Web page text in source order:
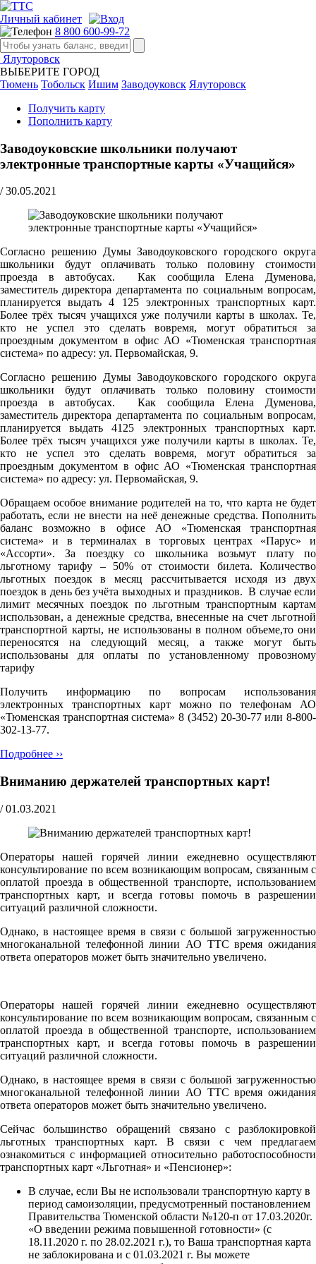
Личный кабинет
8 800 600-99-72
Ялуторовск
ВЫБЕРИТЕ ГОРОД
Тюмень Тобольск Ишим Заводоуковск Ялуторовск
Получить карту
Пополнить карту
Заводоуковские школьники получают
электронные транспортные карты «Учащийся»
/ 30.05.2021
Cогласно решению Думы Заводоуковского городского округа
школьники будут оплачивать только половину стоимости
проезда в автобусах. Как сообщила Елена Думенова,
заместитель директора департамента по социальным вопросам,
планируется выдать 4 125 электронных транспортных карт.
Более трёх тысяч учащихся уже получили карты в школах. Те,
кто не успел это сделать вовремя, могут обратиться за
проездным документом в офис АО «Тюменская транспортная
система» по адресу: ул. Первомайская, 9.
Cогласно решению Думы Заводоуковского городского округа
школьники будут оплачивать только половину стоимости
проезда в автобусах. Как сообщила Елена Думенова,
заместитель директора департамента по социальным вопросам,
планируется выдать 4125 электронных транспортных карт.
Более трёх тысяч учащихся уже получили карты в школах. Те,
кто не успел это сделать вовремя, могут обратиться за
проездным документом в офис АО «Тюменская транспортная
система» по адресу: ул. Первомайская, 9.
Обращаем особое внимание родителей на то, что карта не будет
работать, если не внести на неё денежные средства. Пополнить
баланс возможно в офисе АО «Тюменская транспортная
система» и в терминалах в торговых центрах «Парус» и
«Ассорти». За поездку со школьника возьмут плату по
льготному тарифу – 50% от стоимости билета. Количество
льготных поездок в месяц рассчитывается исходя из двух
поездок в день без учёта выходных и праздников. В случае если
лимит месячных поездок по льготным транспортным картам
использован, а денежные средства, внесенные на счет льготной
транспортной карты, не использованы в полном объеме,то они
переносятся на следующий месяц, а также могут быть
использованы для оплаты по установленному провозному
тарифу
Получить информацию по вопросам использования
электронных транспортных карт можно по телефонам АО
«Тюменская транспортная система» 8 (3452) 20-30-77 или 8-800-
302-13-77.
Подробнее ››
Вниманию держателей транспортных карт!
/ 01.03.2021
Операторы нашей горячей линии ежедневно осуществляют
консультирование по всем возникающим вопросам, связанным с
оплатой проезда в общественной транспорте, использованием
транспортных карт, и всегда готовы помочь в разрешении
ситуаций различной сложности.
Однако, в настоящее время в связи с большой загруженностью
многоканальной телефонной линии АО ТТС время ожидания
ответа операторов может быть значительно увеличено.
Операторы нашей горячей линии ежедневно осуществляют
консультирование по всем возникающим вопросам, связанным с
оплатой проезда в общественной транспорте, использованием
транспортных карт, и всегда готовы помочь в разрешении
ситуаций различной сложности.
Однако, в настоящее время в связи с большой загруженностью
многоканальной телефонной линии АО ТТС время ожидания
ответа операторов может быть значительно увеличено.
Сейчас большинство обращений связано с разблокировкой
льготных транспортных карт. В связи с чем предлагаем
ознакомиться с информацией относительно работоспособности
транспортных карт «Льготная» и «Пенсионер»:
В случае, если Вы не использовали транспортную карту в
период самоизоляции, предусмотренный постановлением
Правительства Тюменской области №120-п от 17.03.2020г.
«О введении режима повышенной готовности» (с
18.11.2020 г. по 28.02.2021 г.), то Ваша транспортная карта
не заблокирована и с 01.03.2021 г. Вы можете